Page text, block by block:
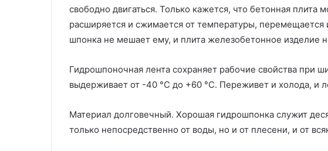
свободно двигаться. Только кажется, что бетонная плита
расширяется и сжимается от температуры,
шпонка не мешает ему, и плита железобетонное изделие
Гидрошпоночная лента сохраняет рабочие свойства при
выдерживает от -40 °C до +60 °C. Переживет и холода, и
Материал долговечный. Хорошая гидрошпонка служит
только непосредственно от воды, но и от плесени, и от